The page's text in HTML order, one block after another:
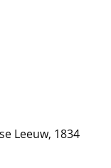
Leeuw, 1834